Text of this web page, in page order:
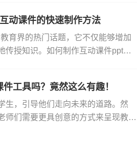
动课件的快速制作方法
育界的热门话题，它不仅能够增加
传授知识。如何制作互动课件ppt通
工具吗？竟然这么有趣！
生，引导他们走向未来的道路。然
师们需要更具创意的方式来呈现教